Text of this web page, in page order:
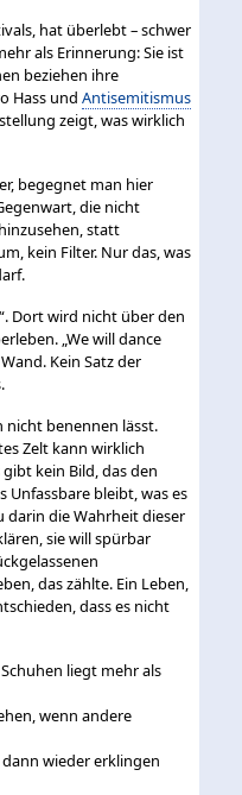
hat überlebt – schwer
als Erinnerung: Sie ist
beziehen ihre
Hass undAntisemitismus
zeigt, was wirklich
begegnet man hier
die nicht
statt
kein Filter. Nur das, was
Dort wird nicht über den
„We will dance
Kein Satz der
nicht benennen lässt.
Zelt kann wirklich
kein Bild, das den
Unfassbare bleibt, was es
darin die Wahrheit dieser
sie will spürbar
das zählte. Ein Leben,
dass es nicht
liegt mehr als
wenn andere
wieder erklingen